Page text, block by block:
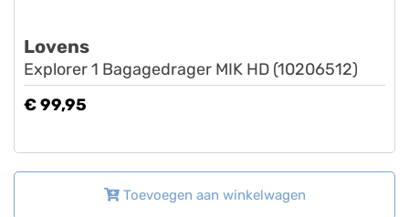
Lovens
Explorer 1 Bagagedrager MIK HD (10206512)
€ 99,95
Toevoegen aan winkelwagen